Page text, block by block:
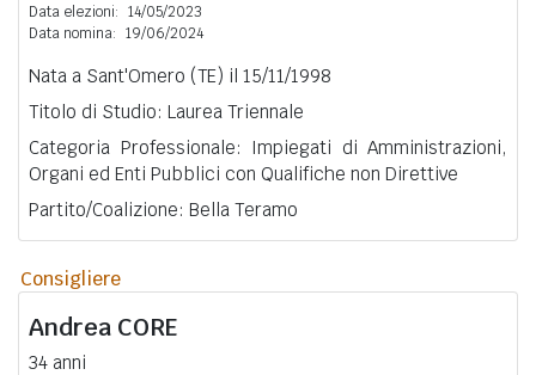
Data elezioni: 14/05/2023
Data nomina: 19/06/2024
Nata a Sant'Omero (TE) il 15/11/1998
Titolo di Studio: Laurea Triennale
Categoria Professionale: Impiegati di Amministrazioni,
Organi ed Enti Pubblici con Qualifiche non Direttive
Partito/Coalizione: Bella Teramo
Consigliere
Andrea CORE
34 anni